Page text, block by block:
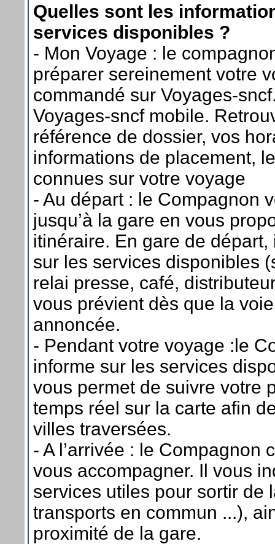
Quelles sont les
services disponibles ?
- Mon Voyage : le
préparer sereinement votre
commandé sur Voyages-
Voyages-sncf mobile.
référence de dossier, vos
informations de placement,
connues sur votre voyage
- Au départ : le Compagnon
jusqu’à la gare en vous
itinéraire. En gare de
sur les services disponibles
relai presse, café,
vous prévient dès que la
annoncée.
- Pendant votre voyage :le
informe sur les services
vous permet de suivre votre
temps réel sur la carte afin
villes traversées.
- A l’arrivée : le Compagnon
vous accompagner. Il vous
services utiles pour sortir de
transports en commun ...),
proximité de la gare.